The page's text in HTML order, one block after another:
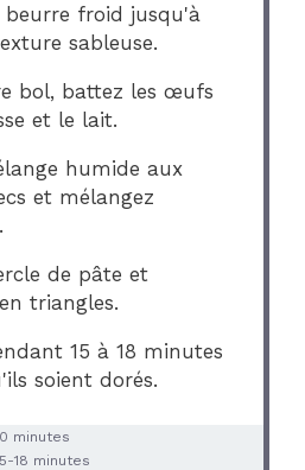
beurre froid jusqu'à
sableuse.
bol, battez les œufs
et le lait.
humide aux
et mélangez
de pâte et
triangles.
15 à 18 minutes
soient dorés.
minutes
18 minutes